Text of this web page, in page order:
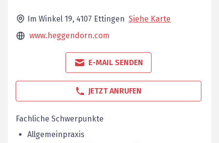
Im Winkel 19, 4107 Ettingen Siehe Karte
www.heggendorn.com
E-MAIL SENDEN
JETZT ANRUFEN
Fachliche Schwerpunkte
Allgemeinpraxis